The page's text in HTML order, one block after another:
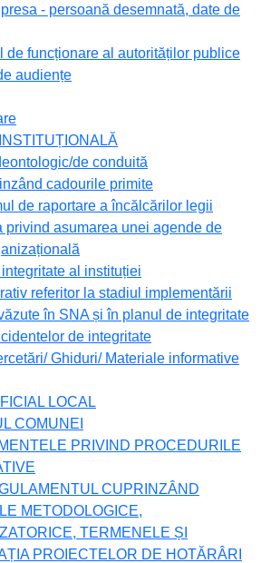
- persoană desemnată, date de
de funcționare al autorităților publice
audiențe
de conduită
cadourile primite
de raportare a încălcărilor legii
privind asumarea unei agende de
al instituției
referitor la stadiul implementării
în SNA și în planul de integritate
de integritate
Ghiduri/ Materiale informative
LOCAL
COMUNEI
PRIVIND PROCEDURILE
CUPRINZÂND
METODOLOGICE,
TERMENELE ȘI
PROIECTELOR DE HOTĂRÂRI